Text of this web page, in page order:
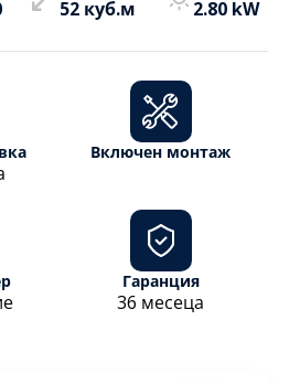
52 куб.м 2.80 kW
Включен монтаж
Гаранция
36 месеца